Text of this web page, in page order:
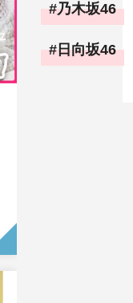
乃木坂46
日向坂46